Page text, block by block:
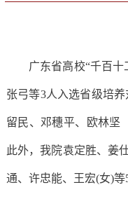
广东省高校“千百
张弓等3人入选省级培
留民、邓穗平、欧林坚
此外，我院袁定胜、姜
通、许忠能、王宏(女)